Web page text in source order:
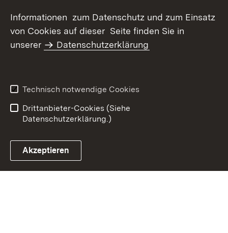
Informationen zum Datenschutz und zum Einsatz
von Cookies auf dieser Seite finden Sie in
unserer
Datenschutzerklärung
Technisch notwendige Cookies
Drittanbieter-Cookies (Siehe
Datenschutzerklärung.)
Akzeptieren